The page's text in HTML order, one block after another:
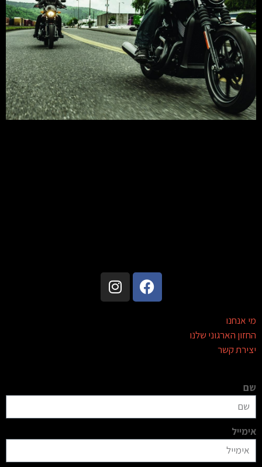
מי אנחנו
החזון הארגוני שלנו
יצירת קשר
שם
אימייל